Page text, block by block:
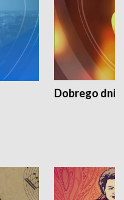
Dobrego dnia